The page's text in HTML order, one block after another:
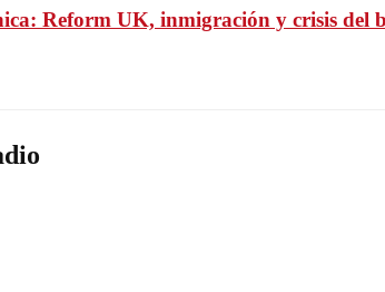
Reform UK, inmigración y crisis del